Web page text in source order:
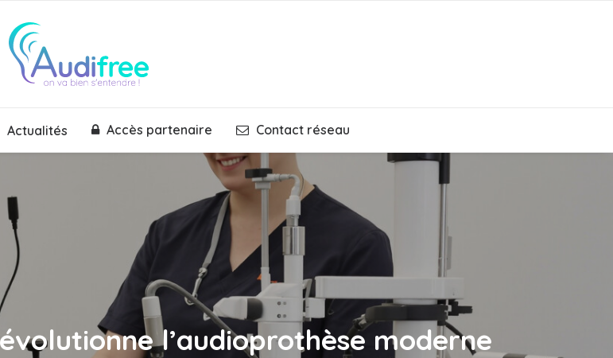
Actualités Accès partenaire Contact réseau
l’audioprothèse moderne